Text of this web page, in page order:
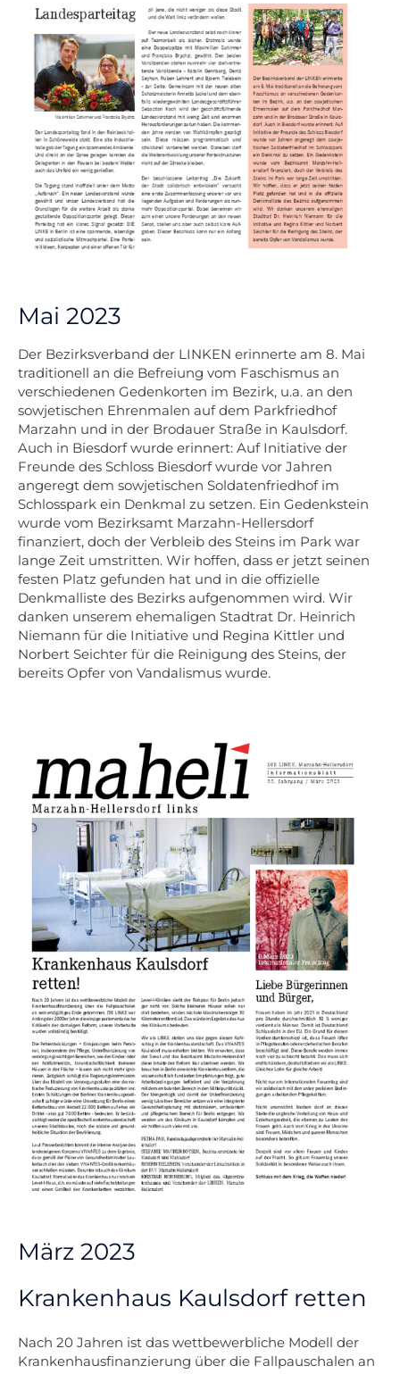
Mai 2023
Der Bezirksverband der LINKEN erinnerte am 8. Mai
traditionell an die Befreiung vom Faschismus an
verschiedenen Gedenkorten im Bezirk, u.a. an den
sowjetischen Ehrenmalen auf dem Parkfriedhof
Marzahn und in der Brodauer Straße in Kaulsdorf.
Auch in Biesdorf wurde erinnert: Auf Initiative der
Freunde des Schloss Biesdorf wurde vor Jahren
angeregt dem sowjetischen Soldatenfriedhof im
Schlosspark ein Denkmal zu setzen. Ein Gedenkstein
wurde vom Bezirksamt Marzahn-Hellersdorf
finanziert, doch der Verbleib des Steins im Park war
lange Zeit umstritten. Wir hoffen, dass er jetzt seinen
festen Platz gefunden hat und in die offizielle
Denkmalliste des Bezirks aufgenommen wird. Wir
danken unserem ehemaligen Stadtrat Dr. Heinrich
Niemann für die Initiative und Regina Kittler und
Norbert Seichter für die Reinigung des Steins, der
bereits Opfer von Vandalismus wurde.
März 2023
Krankenhaus Kaulsdorf retten
Nach 20 Jahren ist das wettbewerbliche Modell der
Krankenhausfinanzierung über die Fallpauschalen an